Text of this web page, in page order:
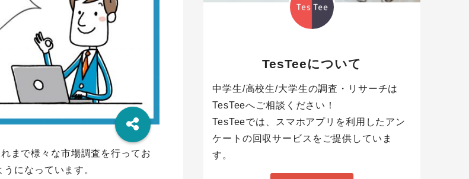
れまで様々な市場調査を行ってお
になっています。
TesTeeについて
中学生/高校生/大学生の調査・リサーチは
TesTeeへご相談ください！
TesTeeでは、スマホアプリを利用したアン
ケートの回収サービスをご提供していま
す。